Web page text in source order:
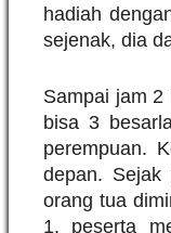
hadiah
sejenak, dia
Sampai jam 2
bisa 3
perempuan.
depan. Sejak
orang tua
1, peserta